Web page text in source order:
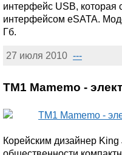
интерфейс USB, которая
интерфейсом eSATA.
Гб.
27 июля 2010 ---
TM1 Mamemo -
Корейским дизайнер King